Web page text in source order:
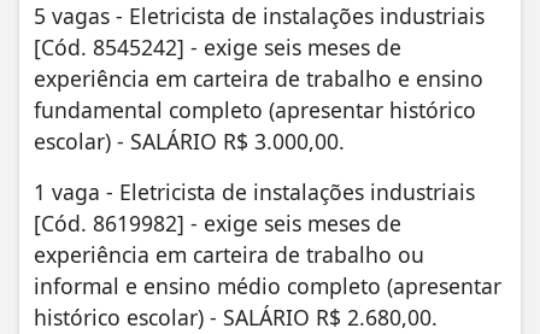
5 vagas - Eletricista de instalações industriais
[Cód. 8545242] - exige seis meses de
experiência em carteira de trabalho e ensino
fundamental completo (apresentar histórico
escolar) - SALÁRIO R$ 3.000,00.
1 vaga - Eletricista de instalações industriais
[Cód. 8619982] - exige seis meses de
experiência em carteira de trabalho ou
informal e ensino médio completo (apresentar
histórico escolar) - SALÁRIO R$ 2.680,00.